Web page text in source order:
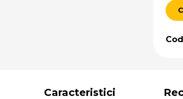
Caracteristici